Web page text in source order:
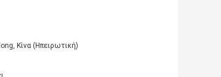
Κίνα (Ηπειρωτική)